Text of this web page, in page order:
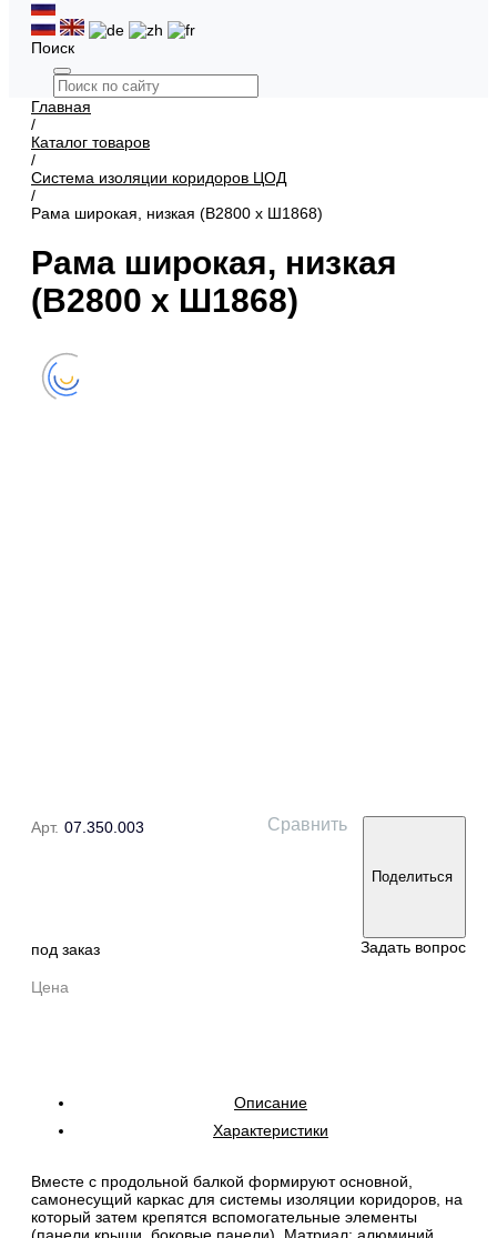
Поиск
Главная
/
Каталог товаров
/
Система изоляции коридоров ЦОД
/
Рама широкая, низкая (В2800 х Ш1868)
Рама широкая, низкая
(В2800 х Ш1868)
Арт. 07.350.003 Сравнить
Поделиться
под заказ Задать вопрос
Цена
Описание
Характеристики
Вместе с продольной балкой формируют основной,
самонесущий каркас для системы изоляции коридоров, на
который затем крепятся вспомогательные элементы